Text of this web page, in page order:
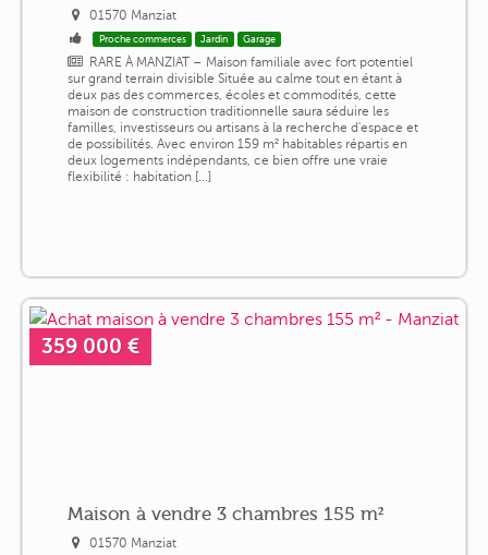
01570 Manziat
Proche commerces Jardin Garage
RARE À MANZIAT – Maison familiale avec fort potentiel
sur grand terrain divisible Située au calme tout en étant à
deux pas des commerces, écoles et commodités, cette
maison de construction traditionnelle saura séduire les
familles, investisseurs ou artisans à la recherche d'espace et
de possibilités. Avec environ 159 m² habitables répartis en
deux logements indépendants, ce bien offre une vraie
flexibilité : habitation [...]
359 000 €
Maison à vendre 3 chambres 155 m²
01570 Manziat